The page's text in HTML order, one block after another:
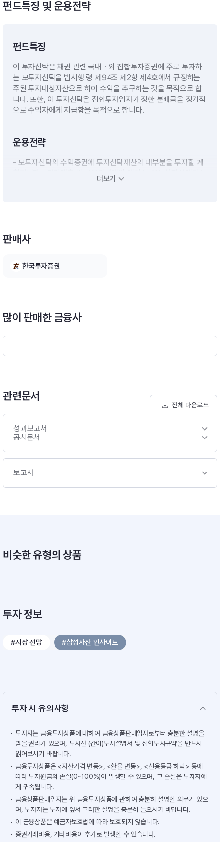
펀드특징 및 운용전략
펀드특징
이 투자신탁은 채권 관련 국내ㆍ외 집합투자증권에 주로 투자하
는 모투자신탁을 법시행 령 제94조 제2항 제4호에서 규정하는
주된 투자대상자산으로 하여 수익을 추구하는 것을 목적으로 합
니다. 또한, 이 투자신탁은 집합투자업자가 정한 분배금을 정기적
으로 수익자에게 지급함을 목적으로 합니다.
운용전략
- 모투자신탁의 수익증권에 투자신탁재산의 대부분을 투자할 계
획입니다.- 단기대출 및 금융기관에의 예치 등 유동성자산에의 투
자는 투자신탁재산의 10%이하 범위내에서운용할 계획입니다.
름을 필요로 하는 투자자에게 일정한 인컴수익을 꾸준히 발생시
으로써 자산배분전략을수행하는 국내ㆍ외 집합투자증권에 주로
투자합니다.- 이 투자신탁은 채권 관련 국내ㆍ외 집합투자증권을
재산의 100분의 30이하로투자합니다.
더보기
판매사
한국투자증권
많이 판매한 금융사
관련문서
전체 다운로드
성과보고서
공시문서
보고서
비슷한 유형의 상품
투자 정보
#시장 전망 #삼성자산 인사이트
투자 시 유의사항
투자자는 금융투자상품에 대하여 금융상품판매업자로부터 충분한 설명을
받을 권리가 있으며, 투자전 (간이)투자설명서 및 집합투자규약을 반드시
읽어보시기 바랍니다.
금융투자상품은 <자산가격 변동>, <환율 변동>, <신용등급 하락> 등에
따라 투자원금의 손실(0~100%)이 발생할 수 있으며, 그 손실은 투자자에
게 귀속됩니다.
금융상품판매업자는 위 금융투자상품에 관하여 충분히 설명할 의무가 있으
며, 투자자는 투자에 앞서 그러한 설명을 충분히 들으시기 바랍니다.
이 금융상품은 예금자보호법에 따라 보호되지 않습니다.
증권거래비용, 기타비용이 추가로 발생할 수 있습니다.